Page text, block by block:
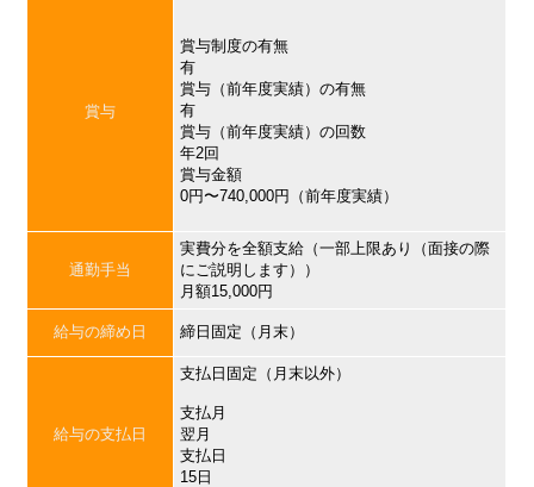
賞与
賞与制度の有無
有
賞与（前年度実績）の有無
有
賞与（前年度実績）の回数
年2回
賞与金額
0円〜740,000円（前年度実績）
通勤手当
実費分を全額支給（一部上限あり（面接の際
にご説明します））
月額15,000円
給与の締め日 締日固定（月末）
給与の支払日
支払日固定（月末以外）
支払月
翌月
支払日
15日